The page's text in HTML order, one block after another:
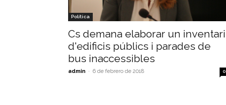
Política
Cs demana elaborar un inventari
d'edificis públics i parades de
bus inaccessibles
admin - 6 de febrero de 2018 0